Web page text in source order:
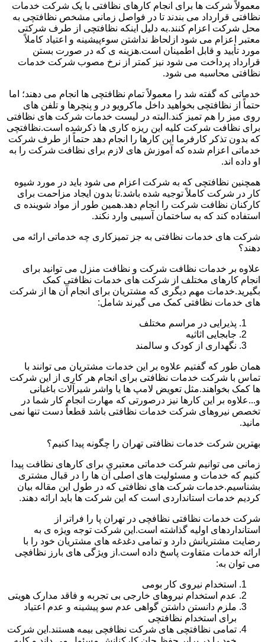
معمولاً شرکت ها برای انجام کارهای نظافتی با یک شرکت خدمات
نظافتی قرارداد می بندند تا در فواصل زمانی مشخص نظافتچی به
محل شرکت اعزام کنند.به دلیل اینکه نظافتچی از طرف شرکتی
معتبر اعزام می شود ازلحاظ نداشتن سوءپیشینه و اعتیاد کاملاً
مورد تأیید و قابل اطمینان است.هزینه ی که در صورت بستن
قرارداد پرداخت می شود نیز کمتر از نرخ مصوب شرکت خدمات
نظافتی محاسبه می شود.
خدماتی که گفته شد را معمولاً تمام نظافتچی ها انجام می دهند؛ اما
حتماً از نظافتچی بخواهید داخل ماکرویو در و پنچرها و تلفن های
روی میز را هم تمیز کند.البته در لیست خدمات شرکت های نظافتی
برای نظافت شرکت کلیه این ریزه کاری ها ذکرشده است.نظافتچی
که بدون تذکر کارفرما این کارها را انجام دهد حتماً از طرف شرکت
خدماتی اعزام شده که آموزش های لازم برای نظافت شرکت را به
او داده اند.
همچنین نظافتچی که به شرکت اعزام می شود باید در مورد شیوه
کار در شرکت کاملاً توجیه شده باشد.تا بدون ایجاد مزاحمت برای
کارکنان نظافت شرکت را انجام دهد.همین طور از مواد شوینده ی
استفاده کند که به ساختمان آسیبی وارد نکند.
شرکت های خدمات نظافتی به جز تمیزکاری چه خدماتی ارائه می
دهند؟
علاوه بر خدمات نظافت شرکت و نظافت منزل می توانید برای
انجام کارهای مختلف از شرکت های خدمات نظافتی کمک
بگیرید.خدمات مهم دیگری که مشتریان برای انجام آن ها از شرکت
های خدمات نظافتی کمک می گیرند شامل:
پذیرایی در مراسم مختلف
جابجایی اثاثیه
نگهداری از کودک و سالمند
همان طور که گفتیم علاوه بر این خدمات مشتریان می توانند با
تماس با شرکت خدمات نظافتی برای انجام هر کاری از این شرکت
ها کمک بخواهند.مثل تعویض لامپ ها یا واشر شیرآلات باغبانی
و...علاوه بر این کارها نیز درصورتی که مهارت انجام کار شما در
تخصص نیروهای شرکت خدمات نظافتی باشد قطعاً دست تنها نمی
مانید.
بهترین شرکت خدمات نظافتی تهران را چگونه پیدا کنیم؟
زمانی می توانیم شرکت خدماتی معتبری برای کارهای نظافت پیدا
کنیم که خدمات و مسئولیت های اصلی آن ها را در قبال مشتری
بشناسیم.خدمات شرکت های نظافتی که در طول این مقاله بیان
کردیم خدمات استانداردی است که این شرکت ها باید ارائه دهند.
شرکت خدمات نظافتی نظافچی در تهران پا را فراتر از
استانداردهای اولیه گذاشته است.این شرکت توجه ویژه ی به
رضایت مشتریانش دارد و تمامی دغدغه های مشتریان خود را با
ارائه خدمات متفاوت پاسخ داده است.از ویژگی های بارز نظافچی
می توان به:
استخدام نیروی کار بومی
عدم استخدام نیروهای خارجی بی تجربه و فاقد مدارک هویتی
ملزم دانستن داشتن گواهی عدم سو پیشینه و عدم اعتیاد
برای استخدام نظافتچی
تمامی نظافتچی های شرکت نظافچی بیمه هستند.این شرکت